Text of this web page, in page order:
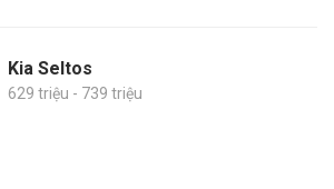
Kia Seltos
629 triệu - 739 triệu